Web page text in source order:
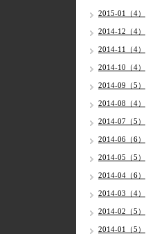
2015-01（4）
2014-12（4）
2014-11（4）
2014-10（4）
2014-09（5）
2014-08（4）
2014-07（5）
2014-06（6）
2014-05（5）
2014-04（6）
2014-03（4）
2014-02（5）
2014-01（5）